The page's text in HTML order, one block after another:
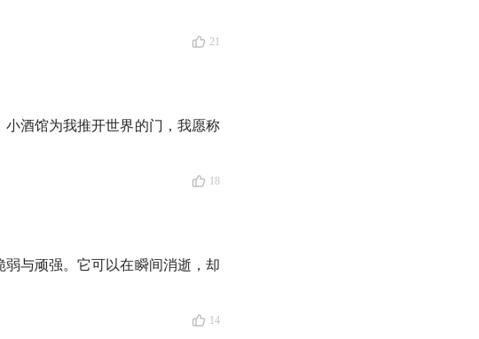
资，更关注怎样更好地生活。
忙完了一天的工作，风尘仆仆地
他时我说这不影响睡眠吗，他摇
21
酒馆为我推开世界的门，我愿称
18
与顽强。它可以在瞬间消逝，却
14